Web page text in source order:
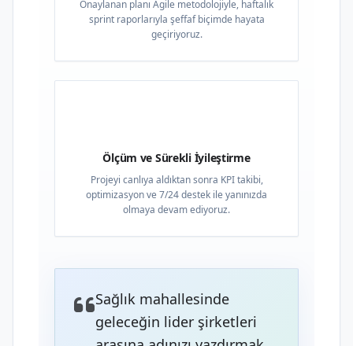
Onaylanan planı Agile metodolojiyle, haftalık
sprint raporlarıyla şeffaf biçimde hayata
geçiriyoruz.
Ölçüm ve Sürekli İyileştirme
Projeyi canlıya aldıktan sonra KPI takibi,
optimizasyon ve 7/24 destek ile yanınızda
olmaya devam ediyoruz.
Sağlık mahallesinde
geleceğin lider şirketleri